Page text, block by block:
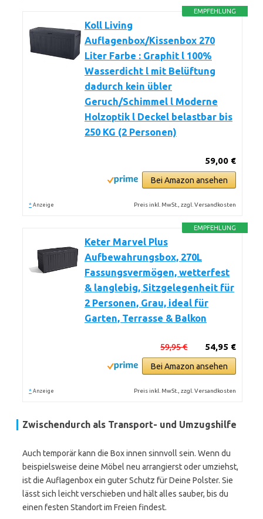
EMPFEHLUNG
Koll Living
Auflagenbox/Kissenbox 270
Liter Farbe : Graphit l 100%
Wasserdicht l mit Belüftung
dadurch kein übler
Geruch/Schimmel l Moderne
Holzoptik l Deckel belastbar bis
250 KG (2 Personen)
59,00 €
Bei Amazon ansehen
* Anzeige Preis inkl. MwSt., zzgl. Versandkosten
EMPFEHLUNG
Keter Marvel Plus
Aufbewahrungsbox, 270L
Fassungsvermögen, wetterfest
& langlebig, Sitzgelegenheit für
2 Personen, Grau, ideal für
Garten, Terrasse & Balkon
54,95 €
59,95 €
Bei Amazon ansehen
* Anzeige Preis inkl. MwSt., zzgl. Versandkosten
Zwischendurch als Transport- und Umzugshilfe
Auch temporär kann die Box innen sinnvoll sein. Wenn du
beispielsweise deine Möbel neu arrangierst oder umziehst,
ist die Auflagenbox ein guter Schutz für Deine Polster. Sie
lässt sich leicht verschieben und hält alles sauber, bis du
einen festen Standort im Freien findest.